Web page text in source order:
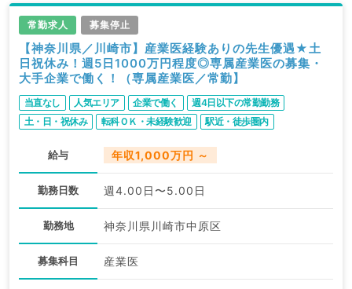
常勤求人 募集停止
【神奈川県／川崎市】産業医経験ありの先生優遇★土
日祝休み！週5日1000万円程度◎専属産業医の募集・
大手企業で働く！（専属産業医／常勤】
当直なし 人気エリア 企業で働く
週4日以下の常勤勤務
土・日・祝休み
転科ＯＫ・未経験歓迎 駅近・徒歩圏内
給与 年収1,000万円 ～
勤務日数 週4.00日〜5.00日
勤務地 神奈川県川崎市中原区
募集科目 産業医